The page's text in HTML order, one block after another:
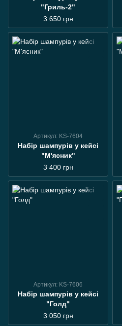
"Гриль-2"
3 650 грн
Артикул: KS-7604
Набір шампурів у кейсі
"М'ясник"
3 400 грн
Артикул: KS-7606
Набір шампурів у кейсі
"Голд"
3 050 грн